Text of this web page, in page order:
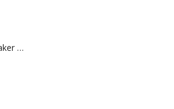
Westmark Raviolimaker Set